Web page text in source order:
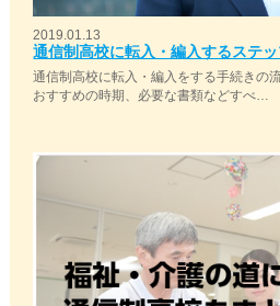
2019.01.13
通信制高校に転入・編入するステ
通信制高校に転入・編入をする手続きの
おすすめの時期、必要な書類などすべ…